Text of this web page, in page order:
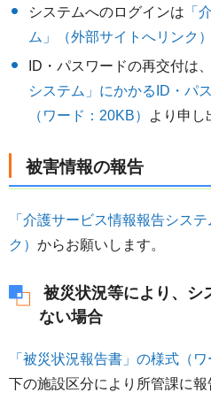
システムへのログインは 「
ム」（外部サイトへリンク）
ID・パスワードの再交付は、
システム」にかかるID・パ
（ワード：20KB）
より申し
被害情報の報告
「介護サービス情報報告シス
ク） からお願いします。
被災状況等により、シ
ない場合
「被災状況報告書」の様式（ワ
下の施設区分により所管課に報